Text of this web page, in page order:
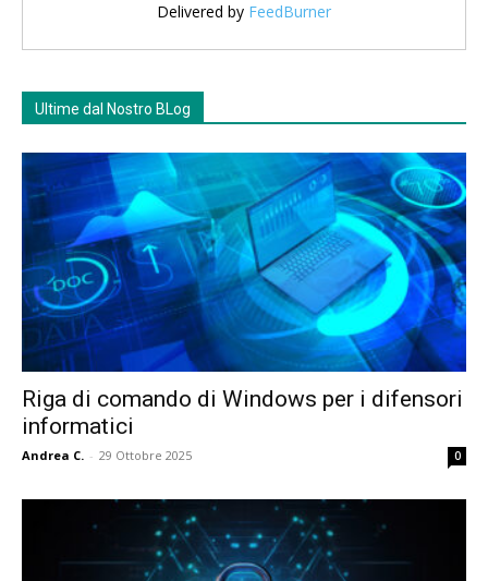
Delivered by FeedBurner
Ultime dal Nostro BLog
Riga di comando di Windows per i difensori
informatici
Andrea C. - 29 Ottobre 2025 0